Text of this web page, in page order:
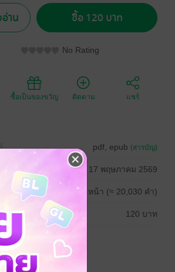
าน ซื้อ 120 บาท
No Rating
ซื้อเป็นของขวัญ ติดตาม แชร์
pdf, epub (สารบัญ)
17 พฤษภาคม 2569
99 หน้า (≈ 20,030 คำ)
120 บาท